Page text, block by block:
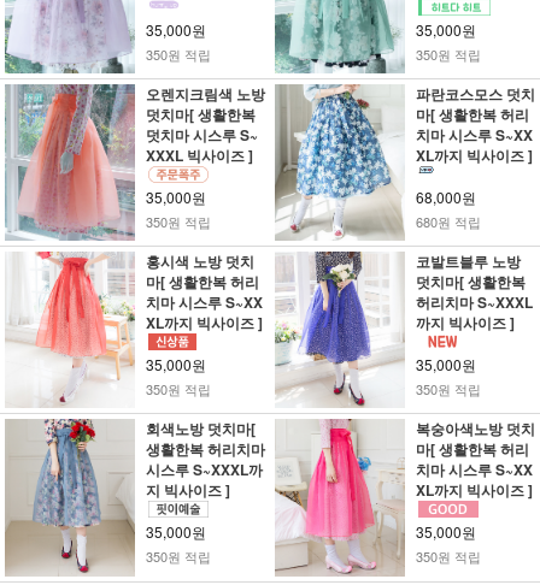
35,000원
350원 적립
35,000원
350원 적립
오렌지크림색 노방
덧치마[ 생활한복
덧치마 시스루 S~
XXXL 빅사이즈 ]
35,000원
350원 적립
파란코스모스 덧치
마[ 생활한복 허리
치마 시스루 S~XX
XL까지 빅사이즈 ]
68,000원
680원 적립
홍시색 노방 덧치
마[ 생활한복 허리
치마 시스루 S~XX
XL까지 빅사이즈 ]
35,000원
350원 적립
코발트블루 노방
덧치마[ 생활한복
허리치마 S~XXXL
까지 빅사이즈 ]
35,000원
350원 적립
회색노방 덧치마[
생활한복 허리치마
시스루 S~XXXL까
지 빅사이즈 ]
35,000원
350원 적립
복숭아색노방 덧치
마[ 생활한복 허리
치마 시스루 S~XX
XL까지 빅사이즈 ]
35,000원
350원 적립